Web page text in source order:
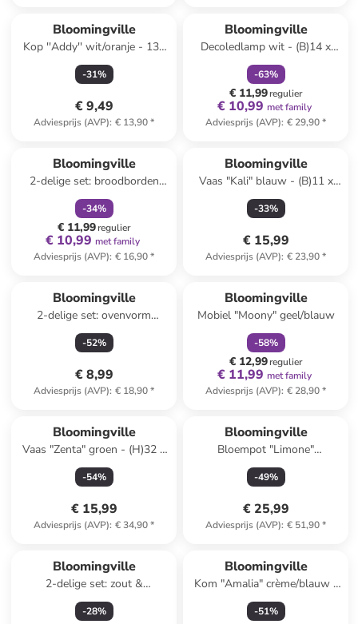
Bloomingville
Kop ''Addy'' wit/oranje - 130
ml
-31%
€ 9,49
Adviesprijs (AVP): € 13,90*
Bloomingville
Decoledlamp wit - (B)14 x
(H)15 x (D)12 cm
-63%
€ 11,99regulier
€ 10,99 met family
Adviesprijs (AVP): € 29,90*
Bloomingville
2-delige set: broodborden
"Yule" wit/rood/groen - Ø 12,5
cm
-34%
€ 11,99regulier
€ 10,99 met family
Adviesprijs (AVP): € 16,90*
Bloomingville
Vaas "Kali" blauw - (B)11 x
(H)16 x (D)10,5 cm
-33%
€ 15,99
Adviesprijs (AVP): € 23,90*
Bloomingville
2-delige set: ovenvorm
"Thanos" beige - (H)8 cm
-52%
€ 8,99
Adviesprijs (AVP): € 18,90*
Bloomingville
Mobiel "Moony" geel/blauw
-58%
€ 12,99regulier
€ 11,99 met family
Adviesprijs (AVP): € 28,90*
Bloomingville
Vaas "Zenta" groen - (H)32 x
Ø 13 cm
-54%
€ 15,99
Adviesprijs (AVP): € 34,90*
Bloomingville
Bloempot "Limone"
crème/geel - (H)16 x Ø 16,5
cm
-49%
€ 25,99
Adviesprijs (AVP): € 51,90*
Bloomingville
2-delige set: zout &
peperstrooier "Chase"
wit/bruin - (H)4,5 cm
-28%
Bloomingville
Kom "Amalia" crème/blauw -
Ø 24 cm
-51%